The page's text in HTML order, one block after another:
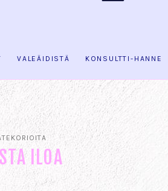
VALEÄIDISTÄ KONSULTTI-HANNE
ILOA